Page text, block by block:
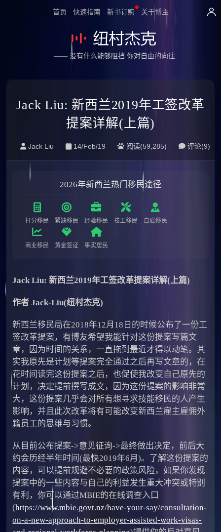
首页 快速指南 新书订购 关于博主
—— 没有什么能够阻挡 你对自由的向往
Jack Liu: 新西兰2019年工签改革
提案详解(上篇)
Jack Liu 14/Feb/19 阅读(59,285) 评论(9)
2026年新西兰热门移民途径
打分移民 紧缺移民 经验移民 技工移民 自雇移民
商业移民 黄金签证 事实居民
Jack Liu: 新西兰2019年工签改革提案详解(上篇)
作者 Jack-Liu(纽村杰克)
新西兰移民局在2018年12月18日的时候公布了一份工
签改革提案，有博友希望我能针对这份提案写篇文
章，因为时间的关系，一直拖到最近才得以动笔。其
实我原先是计划等提案完全通过之后再写文章的，在
花时间读完这份提案之后，也促使我改变自己原先的
计划，决定提前撰写成文，因为这份提案的影响非常
大，这份提案几乎会对所有想寻求技能移民的人产生
影响，并且此次改革将有可能改变新西兰雇主雇佣外
籍员工的思维与习惯。
从目前公布提案->意见征询->最终做出决定，前后大
约会历经半年时间(最快2019年6月)。了解这份提案的
内容，可以提前规避不必要的政策风险，如果你发现
提案中的一些内容与自己的利益发生重大冲突或特别
有利，你可以通过MBIE的在线调查入口
(https://www.mbie.govt.nz/have-your-say/consultation-
on-a-new-approach-to-employer-assisted-work-visas-